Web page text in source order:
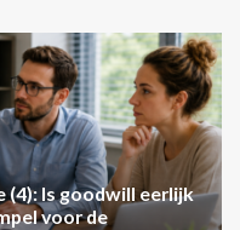
Is goodwill eerlijk
voor de